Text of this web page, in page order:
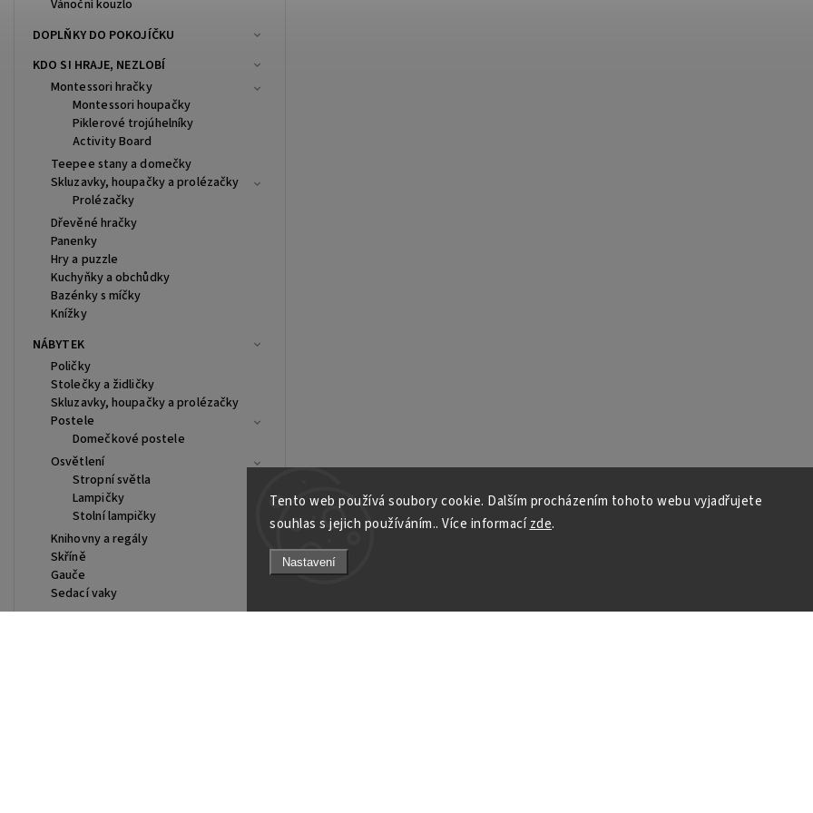
Tento web používá soubory cookie. Dalším procházením tohoto webu vyjadřujete
souhlas s jejich používáním.. Více informacízde.
Nastavení
Vánoční kouzlo
DOPLŇKY DO POKOJÍČKU
KDO SI HRAJE, NEZLOBÍ
Montessori hračky
Montessori houpačky
Piklerové trojúhelníky
Activity Board
Teepee stany a domečky
Skluzavky, houpačky a prolézačky
Prolézačky
Dřevěné hračky
Panenky
Hry a puzzle
Kuchyňky a obchůdky
Bazénky s míčky
Knížky
NÁBYTEK
Poličky
Stolečky a židličky
Skluzavky, houpačky a prolézačky
Postele
Domečkové postele
Osvětlení
Stropní světla
Lampičky
Stolní lampičky
Knihovny a regály
Skříně
Gauče
Sedací vaky